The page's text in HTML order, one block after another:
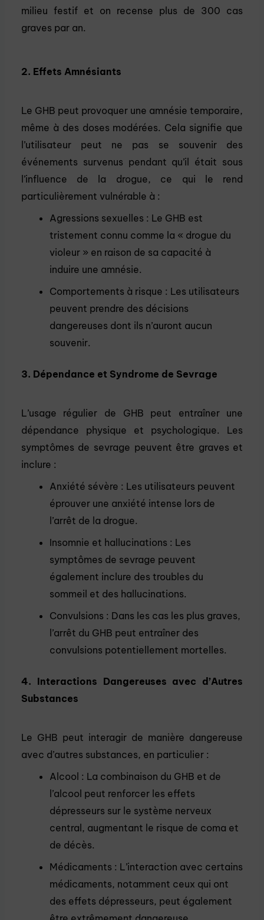
milieu festif et on recense plus de 300 cas
graves par an.
2. Effets Amnésiants
Le GHB peut provoquer une amnésie temporaire,
même à des doses modérées. Cela signifie que
l’utilisateur peut ne pas se souvenir des
événements survenus pendant qu’il était sous
l’influence de la drogue, ce qui le rend
particulièrement vulnérable à :
Agressions sexuelles : Le GHB est
tristement connu comme la « drogue du
violeur » en raison de sa capacité à
induire une amnésie.
Comportements à risque : Les utilisateurs
peuvent prendre des décisions
dangereuses dont ils n’auront aucun
souvenir.
3. Dépendance et Syndrome de Sevrage
L’usage régulier de GHB peut entraîner une
dépendance physique et psychologique. Les
symptômes de sevrage peuvent être graves et
inclure :
Anxiété sévère : Les utilisateurs peuvent
éprouver une anxiété intense lors de
l’arrêt de la drogue.
Insomnie et hallucinations : Les
symptômes de sevrage peuvent
également inclure des troubles du
sommeil et des hallucinations.
Convulsions : Dans les cas les plus graves,
l’arrêt du GHB peut entraîner des
convulsions potentiellement mortelles.
4. Interactions Dangereuses avec d’Autres
Substances
Le GHB peut interagir de manière dangereuse
avec d’autres substances, en particulier :
Alcool : La combinaison du GHB et de
l’alcool peut renforcer les effets
dépresseurs sur le système nerveux
central, augmentant le risque de coma et
de décès.
Médicaments : L’interaction avec certains
médicaments, notamment ceux qui ont
des effets dépresseurs, peut également